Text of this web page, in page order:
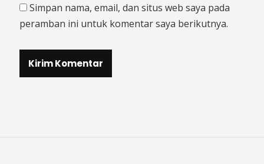
Simpan nama, email, dan situs web saya pada
peramban ini untuk komentar saya berikutnya.